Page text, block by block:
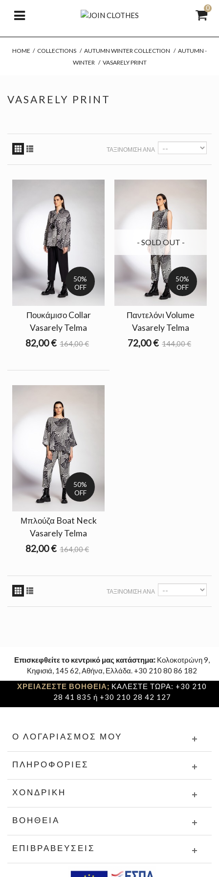
0
HOME / COLLECTIONS / AUTUMN WINTER COLLECTION / AUTUMN -
WINTER / VASARELY PRINT
VASARELY PRINT
ΤΑΞΙΝΌΜΙΣΗ ΑΝΆ
50%
OFF
Πουκάμισο Collar
Vasarely Telma
82,00 € 164,00 €
50%
OFF
- SOLD OUT -
Παντελόνι Volume
Vasarely Telma
72,00 € 144,00 €
50%
OFF
Μπλούζα Boat Neck
Vasarely Telma
82,00 € 164,00 €
ΤΑΞΙΝΌΜΙΣΗ ΑΝΆ
Επισκεφθείτε το κεντρικό μας κατάστημα: Κολοκοτρώνη 9,
Κηφισιά, 145 62, Αθήνα, Ελλάδα. +30 210 80 86 182
ΧΡΕΙΑΖΕΣΤΕ ΒΟΗΘΕΙΑ; ΚΑΛΕΣΤΕ ΤΩΡΑ: +30 210
28 41 835 ή +30 210 28 42 127
Ο ΛΟΓΑΡΙΑΣΜΌΣ ΜΟΥ
ΠΛΗΡΟΦΟΡΊΕΣ
ΧΟΝΔΡΙΚΉ
ΒΟΉΘΕΙΑ
ΕΠΙΒΡΑΒΕΎΣΕΙΣ